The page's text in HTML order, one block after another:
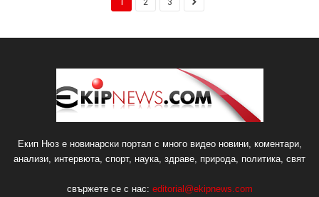
Екип Нюз е новинарски портал с много видео новини, коментари,
анализи, интервюта, спорт, наука, здраве, природа, политика, свят
свържете се с нас: editorial@ekipnews.com